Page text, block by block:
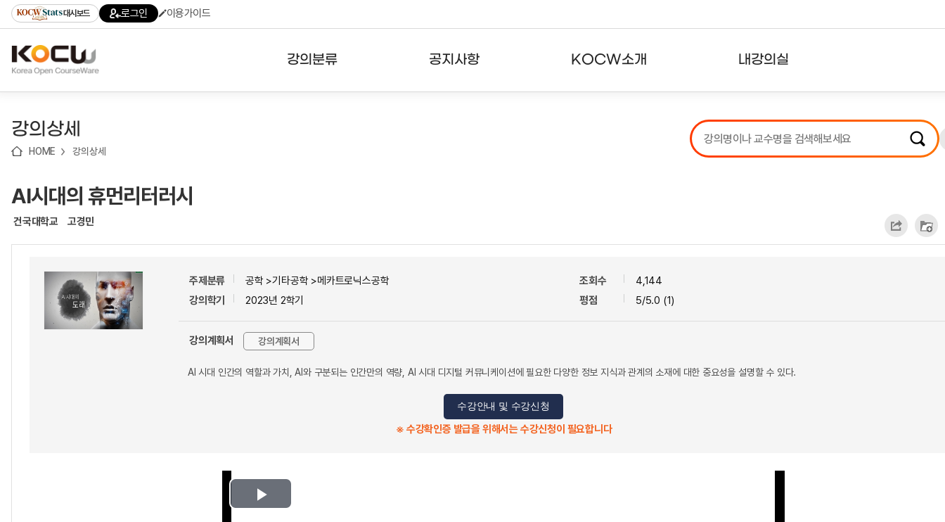
기
기
기
content)
가
대시보드 로그인 이용가이드
강의분류 공지사항 KOCW소개 내강의실
강의리스트
수강확인증강의
강의상세
HOME 강의상세
AI시대의 휴먼리터러시
건국대학교 고경민
주제분류
공학 >기타공학 >메카트로닉스공학
강의학기
2023년 2학기
조회수
4,144
평점
5/5.0 (1)
강의계획서 강의계획서
AI 시대 인간의 역할과 가치, AI와 구분되는 인간만의 역량, AI 시대 디지털 커뮤니케이션에 필요한 다양한 정보 지식과 관계의 소재에 대한 중요성을 설명할 수 있다.
수강안내 및 수강신청
※ 수강확인증 발급을 위해서는 수강신청이 필요합니다
Play